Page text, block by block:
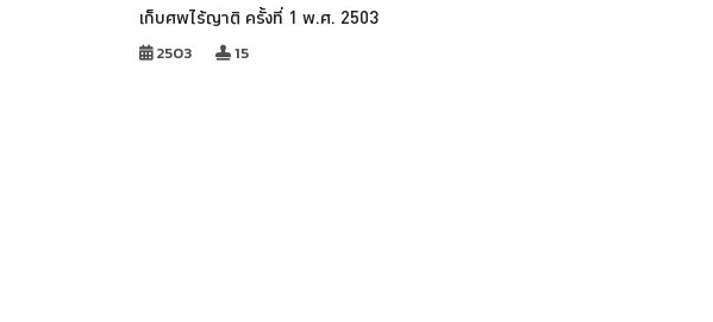
เก็บศพไร้ญาติ ครั้งที่ 1 พ.ศ. 2503
2503 15